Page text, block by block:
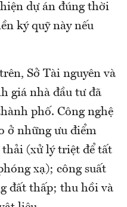
dự án đúng thời
ký quỹ này nếu
Sở Tài nguyên và
giá nhà đầu tư đã
phố. Công nghệ
ở những ưu điểm
(xử lý triệt để tất
xạ); công suất
đất thấp; thu hồi và